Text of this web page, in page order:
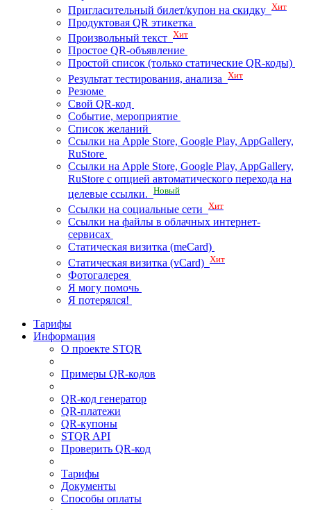
Пригласительный билет/купон на скидку Хит
Продуктовая QR этикетка
Произвольный текст Хит
Простое QR-объявление
Простой список (только статические QR-коды)
Результат тестирования, анализа Хит
Резюме
Свой QR-код
Событие, мероприятие
Список желаний
Ссылки на Apple Store, Google Play, AppGallery,
RuStore
Ссылки на Apple Store, Google Play, AppGallery,
RuStore с опцией автоматического перехода на
целевые ссылки. Новый
Ссылки на социальные сети Хит
Ссылки на файлы в облачных интернет-
сервисах
Статическая визитка (meCard)
Статическая визитка (vCard) Хит
Фотогалерея
Я могу помочь
Я потерялся!
Тарифы
Информация
О проекте STQR
Примеры QR-кодов
QR-код генератор
QR-платежи
QR-купоны
STQR API
Проверить QR-код
Тарифы
Документы
Способы оплаты